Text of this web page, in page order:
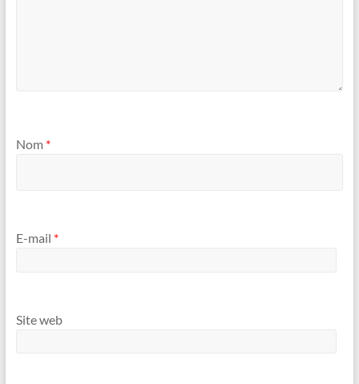
Nom *
E-mail *
Site web